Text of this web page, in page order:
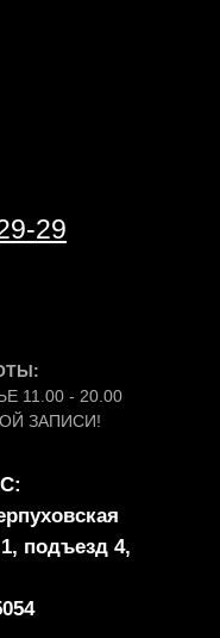
подъезд 4,
11.00 - 20.00
ЗАПИСИ!
29